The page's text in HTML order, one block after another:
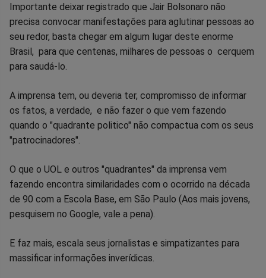
Importante deixar registrado que Jair Bolsonaro não
precisa convocar manifestações para aglutinar pessoas ao
seu redor, basta chegar em algum lugar deste enorme
Brasil, para que centenas, milhares de pessoas o cerquem
para saudá-lo.
A imprensa tem, ou deveria ter, compromisso de informar
os fatos, a verdade, e não fazer o que vem fazendo
quando o "quadrante politico" não compactua com os seus
"patrocinadores".
O que o UOL e outros "quadrantes" da imprensa vem
fazendo encontra similaridades com o ocorrido na década
de 90 com a Escola Base, em São Paulo (Aos mais jovens,
pesquisem no Google, vale a pena).
E faz mais, escala seus jornalistas e simpatizantes para
massificar informações inverídicas.